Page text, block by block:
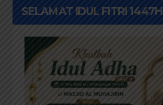
SELAMAT IDUL FITRI 1447H